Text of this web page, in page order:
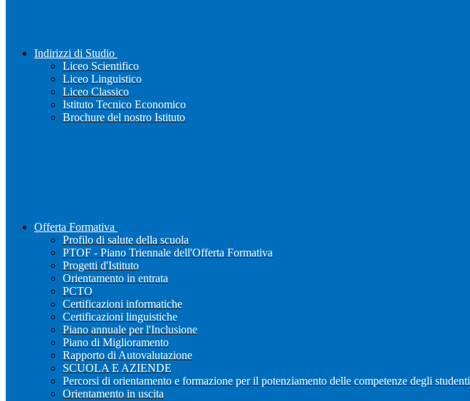
Indirizzi di Studio
Liceo Scientifico
Liceo Linguistico
Liceo Classico
Istituto Tecnico Economico
Brochure del nostro Istituto
Offerta Formativa
Profilo di salute della scuola
PTOF - Piano Triennale dell'Offerta Formativa
Progetti d'Istituto
Orientamento in entrata
PCTO
Certificazioni informatiche
Certificazioni linguistiche
Piano annuale per l'Inclusione
Piano di Miglioramento
Rapporto di Autovalutazione
SCUOLA E AZIENDE
Percorsi di orientamento e formazione per il potenziamento delle competenze degli studenti
Orientamento in uscita